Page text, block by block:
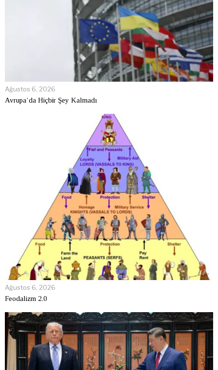
Ağustos 6, 2026
Avrupa’da Hiçbir Şey Kalmadı
Ağustos 6, 2026
Feodalizm 2.0